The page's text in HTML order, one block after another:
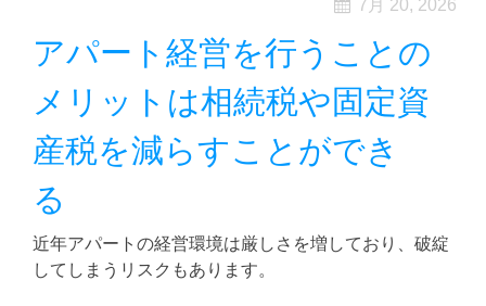
7月 20, 2026
アパート経営を行うことの
メリットは相続税や固定資
産税を減らすことができ
る
近年アパートの経営環境は厳しさを増しており、破綻
してしまうリスクもあります。